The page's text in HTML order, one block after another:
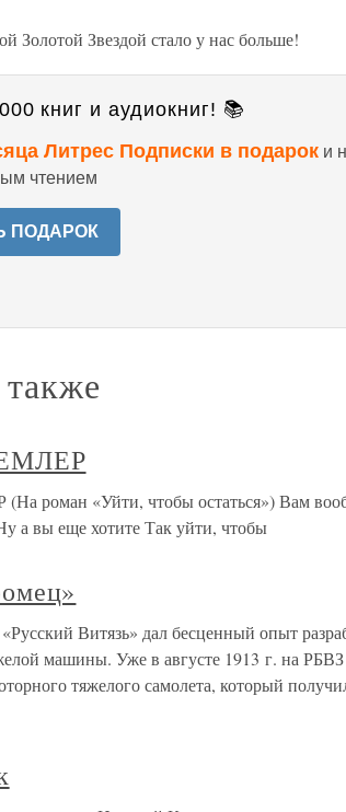
Золотой Звездой стало у нас больше!
книг и аудиокниг! 📚
Литрес Подписки в подарок и
чтением
ПОДАРОК
роман «Уйти, чтобы остаться») Вам
а вы еще хотите Так уйти, чтобы
Витязь» дал бесценный опыт
машины. Уже в августе 1913 г. на РБВЗ
тяжелого самолета, который